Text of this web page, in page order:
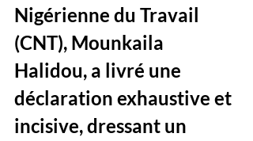
Nigérienne du Travail
(CNT), Mounkaila
Halidou, a livré une
déclaration exhaustive et
incisive, dressant un